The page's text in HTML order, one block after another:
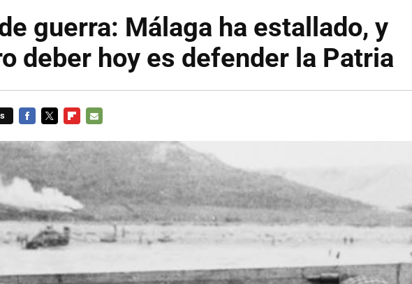
guerra: Málaga ha estallado, y
deber hoy es defender la Patria
MAIL